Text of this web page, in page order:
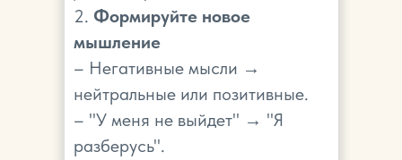
2. Формируйте новое
мышление
– Негативные мысли →
нейтральные или позитивные.
– "У меня не выйдет" → "Я
разберусь".